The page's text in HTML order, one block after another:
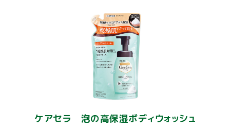
ケアセラ 泡の高保湿ボディウォッシュ